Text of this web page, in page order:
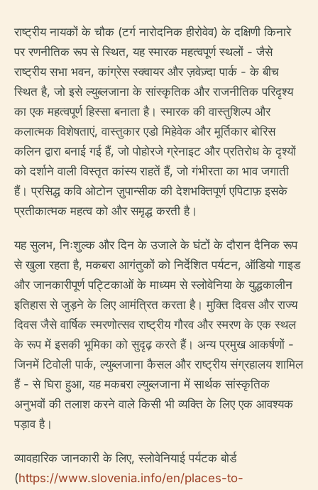
राष्ट्रीय नायकों के चौक (टर्ग नारोदनिक हीरोवेव) के दक्षिणी किनारे
पर रणनीतिक रूप से स्थित, यह स्मारक महत्वपूर्ण स्थलों - जैसे
राष्ट्रीय सभा भवन, कांग्रेस स्क्वायर और ज़वेज़्दा पार्क - के बीच
स्थित है, जो इसे ल्युब्लजाना के सांस्कृतिक और राजनीतिक परिदृश्य
का एक महत्वपूर्ण हिस्सा बनाता है। स्मारक की वास्तुशिल्प और
कलात्मक विशेषताएं, वास्तुकार एडो मिहेवेक और मूर्तिकार बोरिस
कलिन द्वारा बनाई गई हैं, जो पोहोरजे ग्रेनाइट और प्रतिरोध के दृश्यों
को दर्शाने वाली विस्तृत कांस्य राहतें हैं, जो गंभीरता का भाव जगाती
हैं। प्रसिद्ध कवि ओटोन ज़ुपान्सीक की देशभक्तिपूर्ण एपिटाफ़ इसके
प्रतीकात्मक महत्व को और समृद्ध करती है।
यह सुलभ, निःशुल्क और दिन के उजाले के घंटों के दौरान दैनिक रूप
से खुला रहता है, मकबरा आगंतुकों को निर्देशित पर्यटन, ऑडियो गाइड
और जानकारीपूर्ण पट्टिकाओं के माध्यम से स्लोवेनिया के युद्धकालीन
इतिहास से जुड़ने के लिए आमंत्रित करता है। मुक्ति दिवस और राज्य
दिवस जैसे वार्षिक स्मरणोत्सव राष्ट्रीय गौरव और स्मरण के एक स्थल
के रूप में इसकी भूमिका को सुदृढ़ करते हैं। अन्य प्रमुख आकर्षणों -
जिनमें टिवोली पार्क, ल्युब्लजाना कैसल और राष्ट्रीय संग्रहालय शामिल
हैं - से घिरा हुआ, यह मकबरा ल्युब्लजाना में सार्थक सांस्कृतिक
अनुभवों की तलाश करने वाले किसी भी व्यक्ति के लिए एक आवश्यक
पड़ाव है।
व्यावहारिक जानकारी के लिए, स्लोवेनियाई पर्यटक बोर्ड
(https://www.slovenia.info/en/places-to-